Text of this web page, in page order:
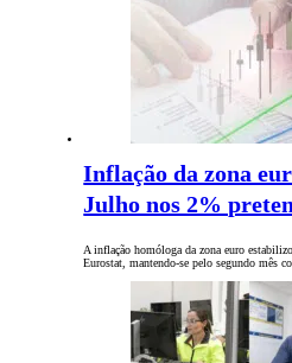
Inflação da zona
Julho nos 2%
A inflação homóloga da zona euro
Eurostat, mantendo-se pelo segundo mês